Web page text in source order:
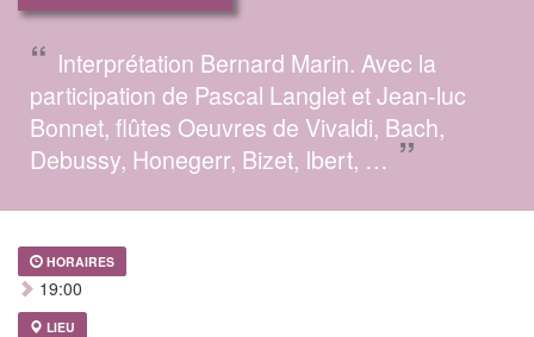
“ Interprétation Bernard Marin. Avec la
participation de Pascal Langlet et Jean-luc
Bonnet, flûtes Oeuvres de Vivaldi, Bach,
Debussy, Honegerr, Bizet, Ibert, … ”
HORAIRES
19:00
LIEU